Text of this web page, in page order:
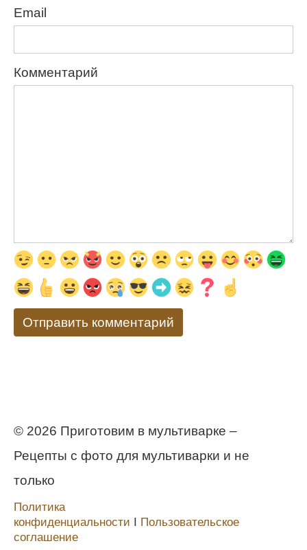
Email
Комментарий
© 2026 Приготовим в мультиварке –
Рецепты с фото для мультиварки и не
только
Политика
конфиденциальности Ι Пользовательское
соглашение